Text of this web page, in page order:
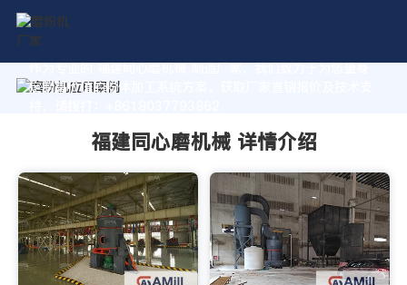
作为专业的 福建同心磨机械 制造厂家，我们致力于为您量身
定制高价值的粉体加工系统方案。获取厂家直销报价及技术支
福建同心磨机械 详情介绍